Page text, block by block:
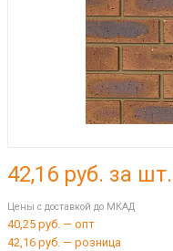
42,16 руб. за шт.
Цены с доставкой до МКАД
40,25 руб. — опт
42,16 руб. — розница